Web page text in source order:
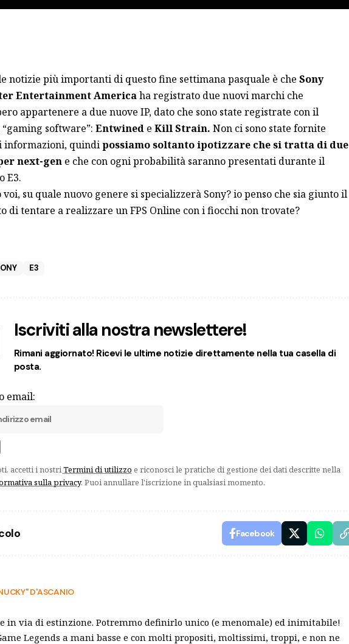
notizie più importanti di questo fine settimana pasquale è che Sony
Entertainment Americaha registrato due nuovi marchi che
appartenere a due nuove IP, dato che sono state registrate con il
software”: Entwinede Kill Strain. Non ci sono state fornite
quindipossiamo soltanto ipotizzare che si tratta di due
next-gene che con ogni probabilità saranno presentati durante il
E3.
voi, su quale nuovo genere si specializzerà Sony? io penso che sia giunto il
di tentare a realizzare un FPS Online con i fiocchi non trovate?
E3
Iscriviti alla nostra newslettere!
Rimani aggiornato! Ricevi le ultime notizie direttamente nella tua casella di
posta.
email:
accetti i nostriTermini di utilizzo e riconosci le pratiche di gestione dei dati descritte nella
sulla privacy. Puoi annullare l'iscrizione in qualsiasi momento.
Facebook
D'ASCANIO
in via di estinzione. Potremmo definirlo unico (e menomale) ed inimitabile!
Legends a mani basse e con molti propositi, moltissimi, troppi, e non ne